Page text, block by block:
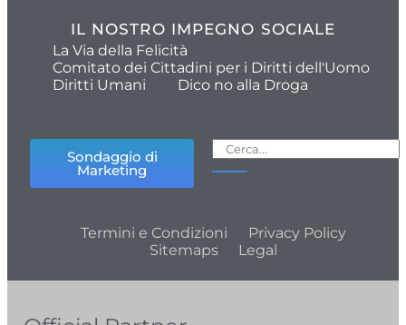
IL NOSTRO IMPEGNO SOCIALE
La Via della Felicità
Comitato dei Cittadini per i Diritti dell'Uomo
Diritti Umani
Dico no alla Droga
Sondaggio di
Marketing
Termini e Condizioni
Privacy Policy
Sitemaps
Legal